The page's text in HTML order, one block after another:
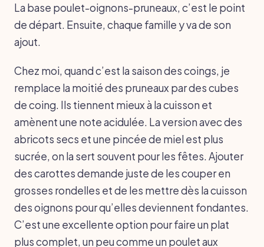
La base poulet-oignons-pruneaux, c’est le point
de départ. Ensuite, chaque famille y va de son
ajout.
Chez moi, quand c’est la saison des coings, je
remplace la moitié des pruneaux par des cubes
de coing. Ils tiennent mieux à la cuisson et
amènent une note acidulée. La version avec des
abricots secs et une pincée de miel est plus
sucrée, on la sert souvent pour les fêtes. Ajouter
des carottes demande juste de les couper en
grosses rondelles et de les mettre dès la cuisson
des oignons pour qu’elles deviennent fondantes.
C’est une excellente option pour faire un plat
plus complet, un peu comme un poulet aux